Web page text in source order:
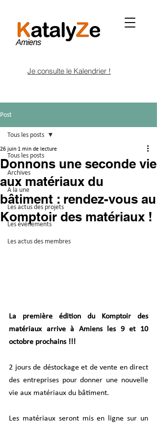
Je consulte le Kalendrier !
Post
Tous les posts
Archives
A la une
Les actus des projets
Les événements
Les actus des membres
Tous les posts
Donnons une seconde vie
aux matériaux du
bâtiment : rendez-vous au
Komptoir des matériaux !
26 juin 1 min de lecture
La première édition du Komptoir des
matériaux arrive à Amiens les 9 et 10
octobre prochains !!!
2 jours de déstockage et de vente en direct
des entreprises pour donner une nouvelle
vie aux matériaux du bâtiment.
Les matériaux seront mis en ligne sur un